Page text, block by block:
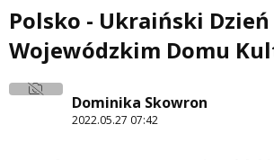
Polsko - Ukraiński
Wojewódzkim Domu
Dominika Skowron
2022.05.27 07:42